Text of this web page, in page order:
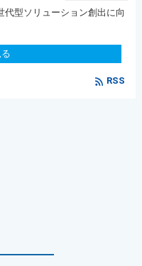
型ソリューション創出に向
RSS